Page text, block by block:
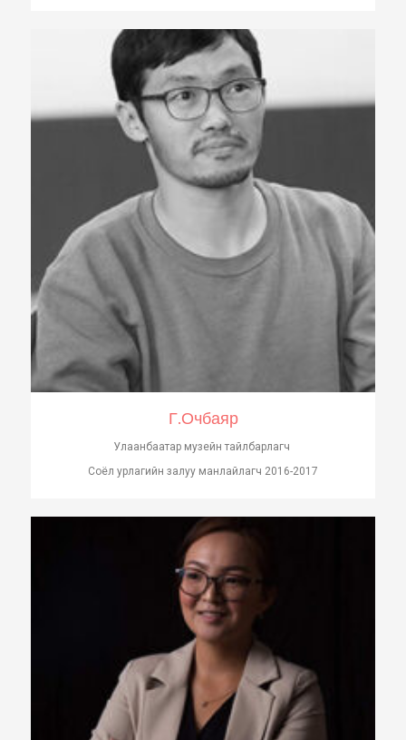
Г.Очбаяр
Улаанбаатар музейн тайлбарлагч
Соёл урлагийн залуу манлайлагч 2016-2017